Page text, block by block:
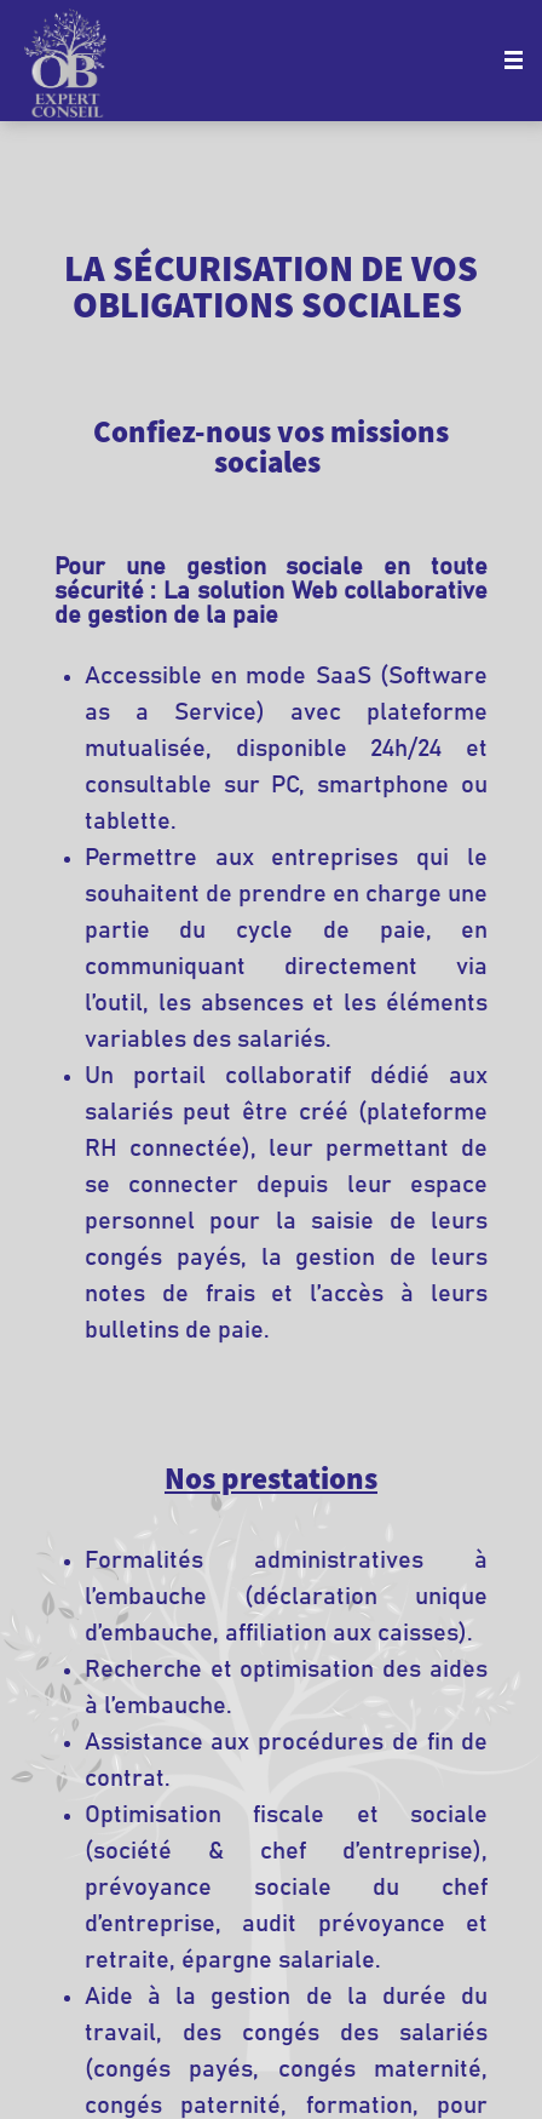
LA SÉCURISATION DE VOS
OBLIGATIONS SOCIALES
Confiez-nous vos missions
sociales
Pour une gestion sociale en toute
sécurité : La solution Web collaborative
de gestion de la paie
Accessible en mode SaaS (Software
as a Service) avec plateforme
mutualisée, disponible 24h/24 et
consultable sur PC, smartphone ou
tablette.
Permettre aux entreprises qui le
souhaitent de prendre en charge une
partie du cycle de paie, en
communiquant directement via
l’outil, les absences et les éléments
variables des salariés.
Un portail collaboratif dédié aux
salariés peut être créé (plateforme
RH connectée), leur permettant de
se connecter depuis leur espace
personnel pour la saisie de leurs
congés payés, la gestion de leurs
notes de frais et l’accès à leurs
bulletins de paie.
Nos prestations
Formalités administratives à
l’embauche (déclaration unique
d’embauche, affiliation aux caisses).
Recherche et optimisation des aides
à l’embauche.
Assistance aux procédures de fin de
contrat.
Optimisation fiscale et sociale
(société & chef d’entreprise),
prévoyance sociale du chef
d’entreprise, audit prévoyance et
retraite, épargne salariale.
Aide à la gestion de la durée du
travail, des congés des salariés
(congés payés, congés maternité,
congés paternité, formation, pour